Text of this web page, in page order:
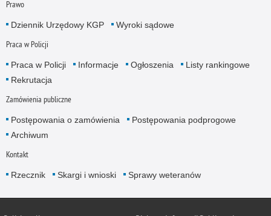
Prawo
Dziennik Urzędowy KGP Wyroki sądowe
Praca w Policji
Praca w Policji Informacje Ogłoszenia
Listy rankingowe
Rekrutacja
Zamówienia publiczne
Postępowania o zamówienia
Postępowania podprogowe
Archiwum
Kontakt
Rzecznik Skargi i wnioski Sprawy weteranów